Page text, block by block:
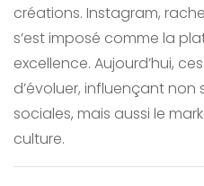
créations. Instagram,
s’est imposé comme la
excellence. Aujourd’hui,
d’évoluer, influençant
sociales, mais aussi le
culture.